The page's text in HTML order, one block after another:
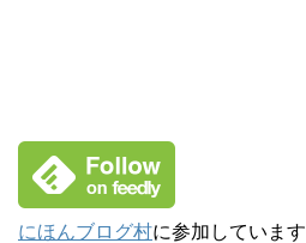
にほんブログ村に参加しています